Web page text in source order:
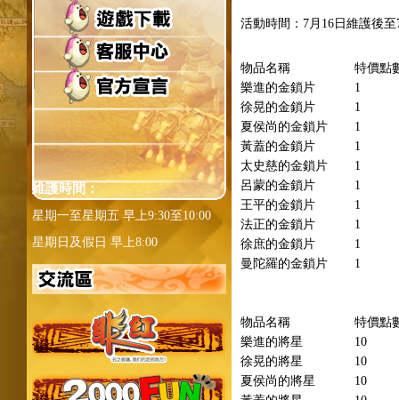
維護時間：
星期一至星期五 早上9:30至10:00
星期日及假日 早上8:00
活動時間：7月16日維護後
物品名稱
特價點
樂進的金鎖片
1
徐晃的金鎖片
1
夏侯尚的金鎖片
1
黃蓋的金鎖片
1
太史慈的金鎖片
1
呂蒙的金鎖片
1
王平的金鎖片
1
法正的金鎖片
1
徐庶的金鎖片
1
曼陀羅的金鎖片
1
物品名稱
特價點
樂進的將星
10
徐晃的將星
10
夏侯尚的將星
10